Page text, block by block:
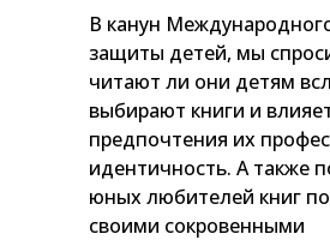
В канун
защиты детей, мы
читают ли они детям
выбирают книги и
предпочтения их
идентичность. А также
юных любителей книг
своими сокровенными